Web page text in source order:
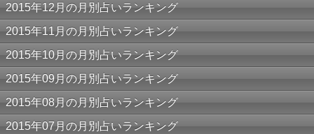
2015年12月の月別占いランキング
2015年11月の月別占いランキング
2015年10月の月別占いランキング
2015年09月の月別占いランキング
2015年08月の月別占いランキング
2015年07月の月別占いランキング